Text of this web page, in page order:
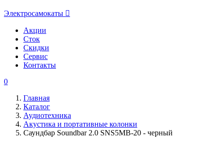
Электросамокаты
Акции
Сток
Скидки
Сервис
Контакты
0
Главная
Каталог
Аудиотехника
Акустика и портативные колонки
Саундбар Soundbar 2.0 SNS5MB-20 - черный